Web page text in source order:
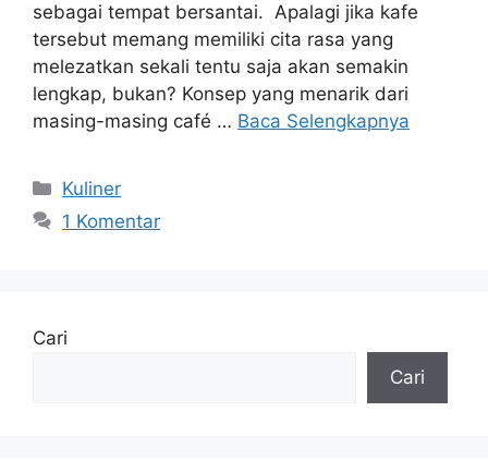
sebagai tempat bersantai. Apalagi jika kafe
tersebut memang memiliki cita rasa yang
melezatkan sekali tentu saja akan semakin
lengkap, bukan? Konsep yang menarik dari
masing-masing café … Baca Selengkapnya
Kategori
Kuliner
1 Komentar
Cari
Cari